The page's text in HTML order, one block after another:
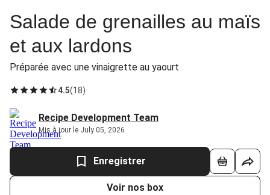
Salade de grenailles au maïs
et aux lardons
Préparée avec une vinaigrette au yaourt
4.5(18)
Recipe Development Team
Mis à jour le July 05, 2026
Enregistrer
Voir nos box